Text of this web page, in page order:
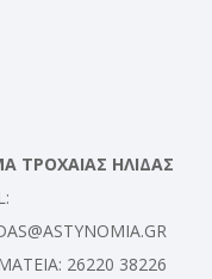
ΤΡΟΧΑΙΑΣ ΗΛΙΔΑΣ
26220 38226